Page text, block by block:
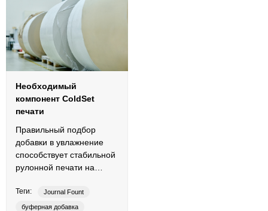
Необходимый
компонент ColdSet
печати
Правильный подбор
добавки в увлажнение
способствует стабильной
рулонной печати на
бумагах.
Теги: Journal Fount
буферная добавка